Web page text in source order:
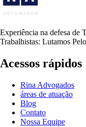
Experiência na defesa de
Trabalhistas: Lutamos
Acessos rápidos
Rina Advogados
áreas de atuação
Blog
Contato
Nossa Equipe